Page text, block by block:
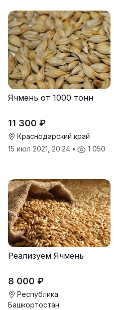
Ячмень от 1000 тонн
11 300 ₽
Краснодарский край
15 июл 2021, 20:24 • 1 050
Реализуем Ячмень
8 000 ₽
Республика
Башкортостан